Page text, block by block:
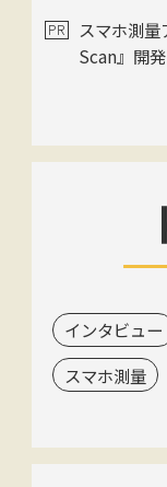
進化を加速
スマホ測
Scan』開
インタビュー
スマホ測量